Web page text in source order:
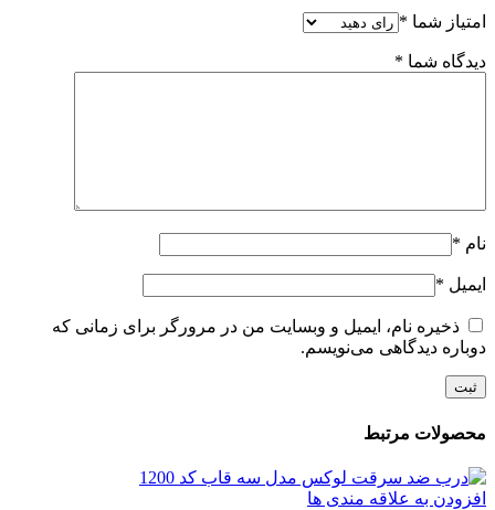
امتیاز شما *
دیدگاه شما *
نام *
ایمیل *
ذخیره نام، ایمیل و وبسایت من در مرورگر برای زمانی که
دوباره دیدگاهی می‌نویسم.
محصولات مرتبط
افزودن به علاقه مندی ها